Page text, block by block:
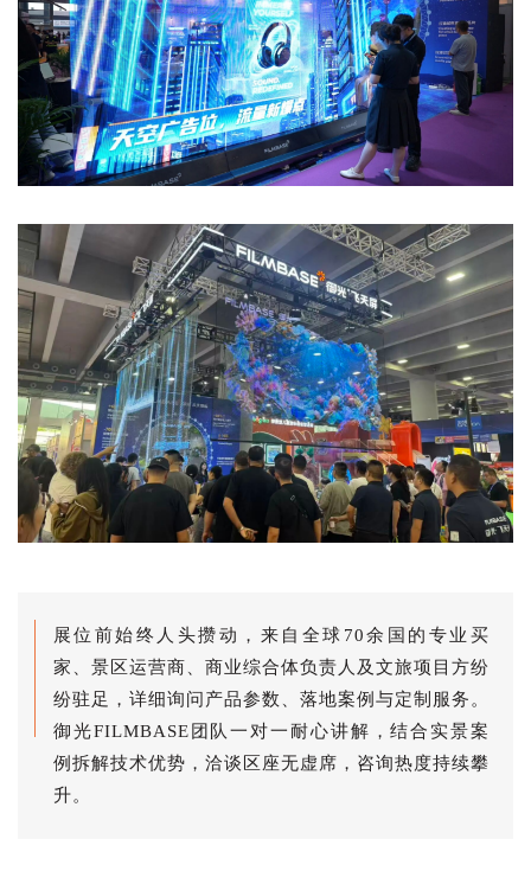
展位前始终人头攒动，来自全球70余国的专业买
家、景区运营商、商业综合体负责人及文旅项目方纷
纷驻足，详细询问产品参数、落地案例与定制服务。
御光FILMBASE团队一对一耐心讲解，结合实景案
例拆解技术优势，洽谈区座无虚席，咨询热度持续攀
升。